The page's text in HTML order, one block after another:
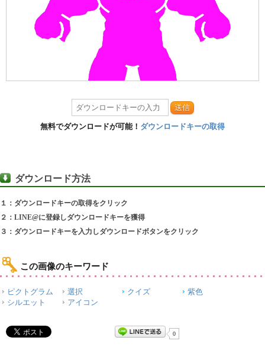
送信
無料でダウンロードが可能！ ダウンロードキーの取得
ダウンロード方法
１：ダウンロードキーの取得をクリック
２：LINE@に登録しダウンロードキーを獲得
３：ダウンロードキーを入力しダウンロードボタンをクリック
この画像のキーワード
ピクトグラム 選択 クイズ
紫色
シルエット
アイコン
0